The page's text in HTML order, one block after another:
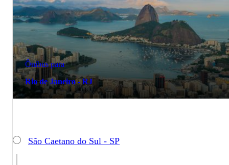
Ônibus para
Rio de Janeiro - RJ
São Caetano do Sul - SP